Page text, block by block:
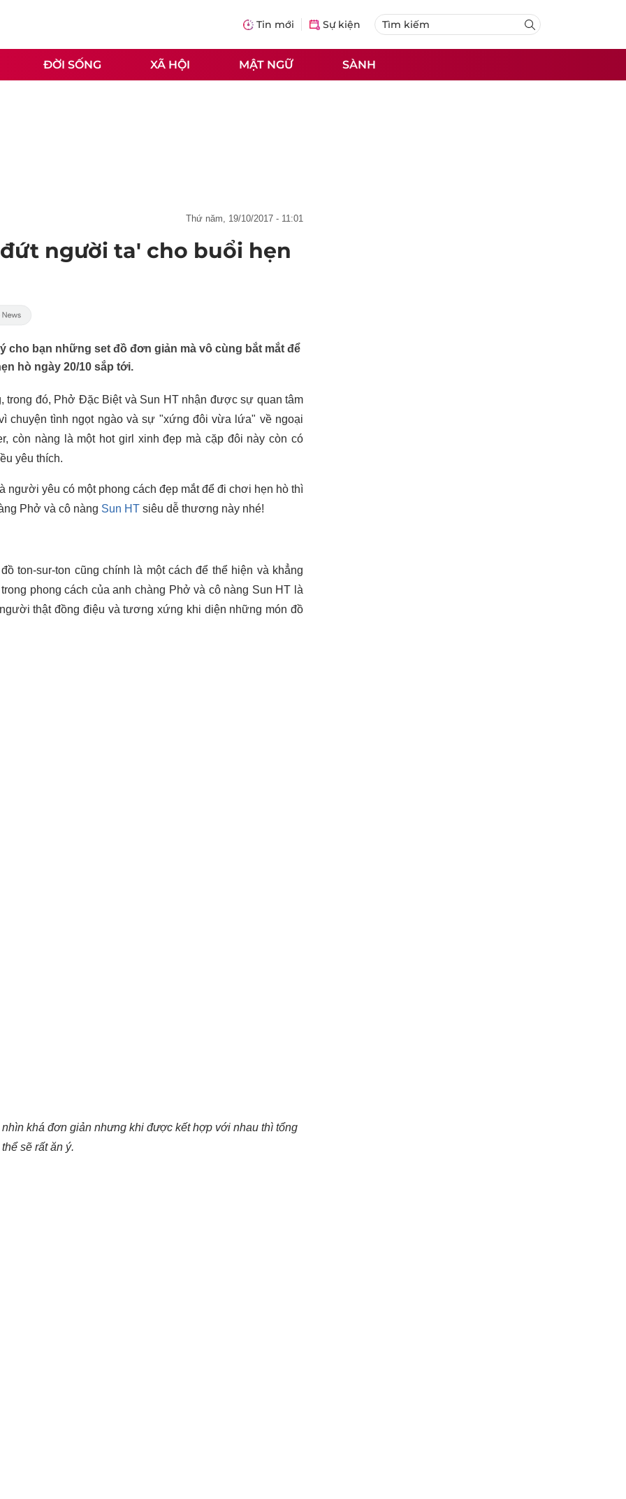
Tin mới Sự kiện
ĐỜI SỐNG XÃ HỘI MẬT NGỮ SÀNH
thứ năm, 19/10/2017 - 11:01
người ta' cho buổi hẹn
cho bạn những set đồ đơn giản mà vô cùng bắt mắt để
hò ngày 20/10 sắp tới.
trong đó, Phở Đặc Biệt và Sun HT nhận được sự quan tâm
chuyện tình ngọt ngào và sự "xứng đôi vừa lứa" về ngoại
còn nàng là một hot girl xinh đẹp mà cặp đôi này còn có
yêu thích.
người yêu có một phong cách đẹp mắt để đi chơi hẹn hò thì
Phở và cô nàng Sun HT siêu dễ thương này nhé!
ton-sur-ton cũng chính là một cách để thể hiện và khẳng
phong cách của anh chàng Phở và cô nàng Sun HT là
thật đồng điệu và tương xứng khi diện những món đồ
khá đơn giản nhưng khi được kết hợp với nhau thì tổng
thể sẽ rất ăn ý.